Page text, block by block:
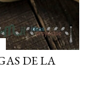
DE LA